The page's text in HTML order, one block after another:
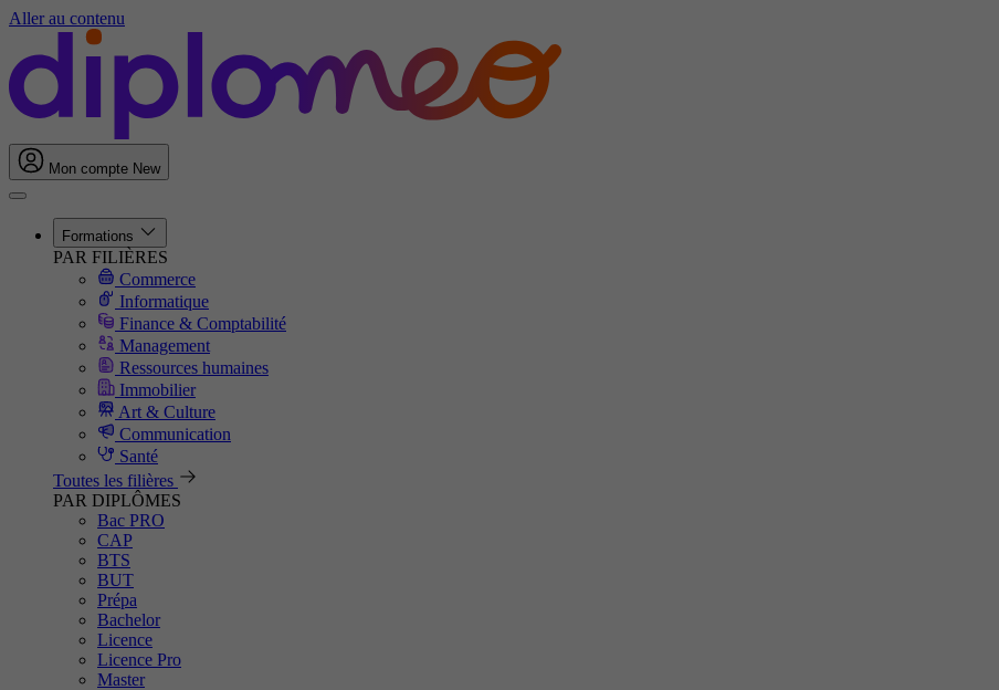
Aller au contenu
Mon compte New
Formations
PAR FILIÈRES
Commerce
Informatique
Finance & Comptabilité
Management
Ressources humaines
Immobilier
Art & Culture
Communication
Santé
Toutes les filières
PAR DIPLÔMES
Bac PRO
CAP
BTS
BUT
Prépa
Bachelor
Licence
Licence Pro
Master